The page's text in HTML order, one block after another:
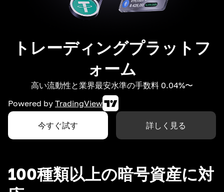
トレーディングプラットフ
ォーム
高い流動性と業界最安水準の手数料 0.04%〜
Powered by TradingView
今すぐ試す 詳しく見る
100種類以上の暗号資産に対